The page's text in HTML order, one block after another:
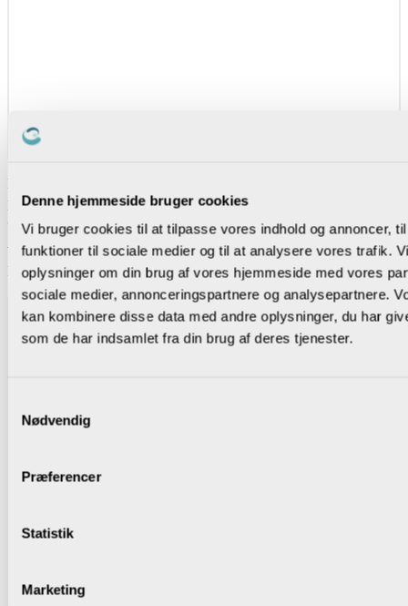
Denne hjemmeside bruger cookies
Vi bruger cookies til at tilpasse vores indhold og annoncer,
funktioner til sociale medier og til at analysere vores trafik.
oplysninger om din brug af vores hjemmeside med vores
sociale medier, annonceringspartnere og analysepartnere.
kan kombinere disse data med andre oplysninger, du har
som de har indsamlet fra din brug af deres tjenester.
Nødvendig
Præferencer
Statistik
Marketing
Rikke Høgsted, psykolog og udviklingsdirektør i Institut for
Belastningspsykologi. På baggrund af Skolelederforeningens
'Skolelederundersøgelsen 2025', som hvert andet år undersøger
vilkårene blandt Skolelederforeningens medlemmer, inviterede
Rikke Høgsted til en workshop om skoleledelsens arbejdsmiljø.